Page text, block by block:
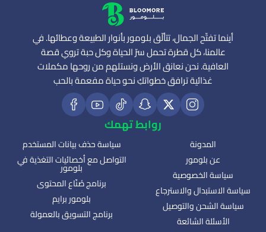
أينما تفتّح الجمال، تتألّق بلومور بأنوار الطبيعة وعطائها. في
عالمنا، كل قطرة تحمل سرّ الحياة وكل حبة تروي قصة
العافية. نحن نعانق الأرض ونستلهم من روحها مكملات
غذائية ترافق خطواتكِ نحو حياة مفعمة بالحب
روابط تهمك
المدونة
عن بلومور
سياسة الخصوصية
سياسة الاستبدال والاسترجاع
سياسة الشحن والتوصيل
الأسئلة الشائعة
سياسة حذف بيانات المستخدم
التواصل مع أخصائيات التغذية في
بلومور
برنامج صُنّاع المحتوى
بلومور برايم
برنامج التسويق بالعمولة